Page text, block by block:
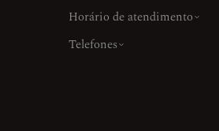
Horário de atendimento
Telefones